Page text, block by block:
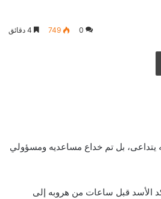
0
749
يتداعى، بل تم خداع مساعديه ومسؤولي
أكد الأسد قبل ساعات من هروبه إلى